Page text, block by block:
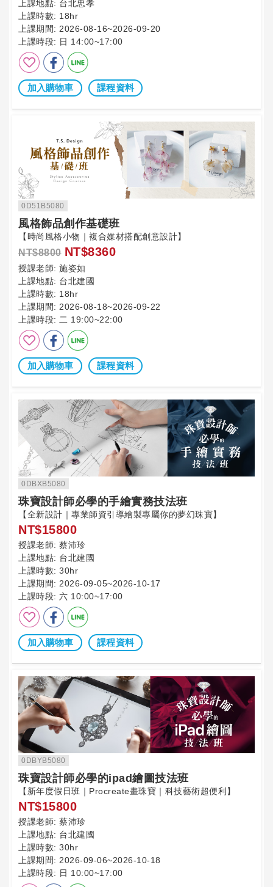
上課地點: 台北忠孝
上課時數: 18hr
上課期間: 2026-08-16~2026-09-20
上課時段: 日 14:00~17:00
加入購物車 課程資料
0D51B5080
風格飾品創作基礎班
【時尚風格小物｜複合媒材搭配創意設計】
NT$8800 NT$8360
授課老師: 施姿如
上課地點: 台北建國
上課時數: 18hr
上課期間: 2026-08-18~2026-09-22
上課時段: 二 19:00~22:00
加入購物車 課程資料
0DBXB5080
珠寶設計師必學的手繪實務技法班
【全新設計｜專業師資引導繪製專屬你的夢幻珠寶】
NT$15800
授課老師: 蔡沛珍
上課地點: 台北建國
上課時數: 30hr
上課期間: 2026-09-05~2026-10-17
上課時段: 六 10:00~17:00
加入購物車 課程資料
0DBYB5080
珠寶設計師必學的ipad繪圖技法班
【新年度假日班｜Procreate畫珠寶｜科技藝術超便利】
NT$15800
授課老師: 蔡沛珍
上課地點: 台北建國
上課時數: 30hr
上課期間: 2026-09-06~2026-10-18
上課時段: 日 10:00~17:00